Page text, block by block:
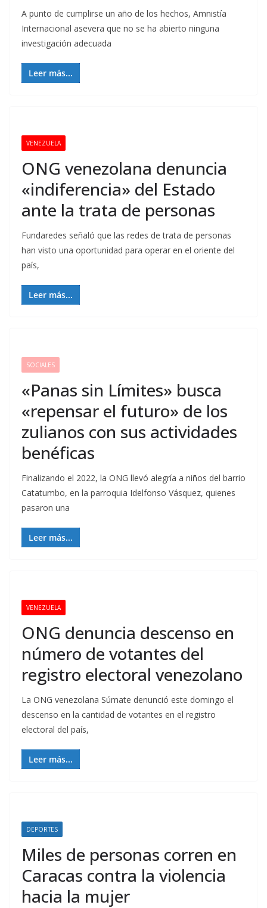
A punto de cumplirse un año de los hechos, Amnistía
Internacional asevera que no se ha abierto ninguna
investigación adecuada
Leer más...
VENEZUELA
ONG venezolana denuncia
«indiferencia» del Estado
ante la trata de personas
Fundaredes señaló que las redes de trata de personas
han visto una oportunidad para operar en el oriente del
país,
Leer más...
SOCIALES
«Panas sin Límites» busca
«repensar el futuro» de los
zulianos con sus actividades
benéficas
Finalizando el 2022, la ONG llevó alegría a niños del barrio
Catatumbo, en la parroquia Idelfonso Vásquez, quienes
pasaron una
Leer más...
VENEZUELA
ONG denuncia descenso en
número de votantes del
registro electoral venezolano
La ONG venezolana Súmate denunció este domingo el
descenso en la cantidad de votantes en el registro
electoral del país,
Leer más...
DEPORTES
Miles de personas corren en
Caracas contra la violencia
hacia la mujer